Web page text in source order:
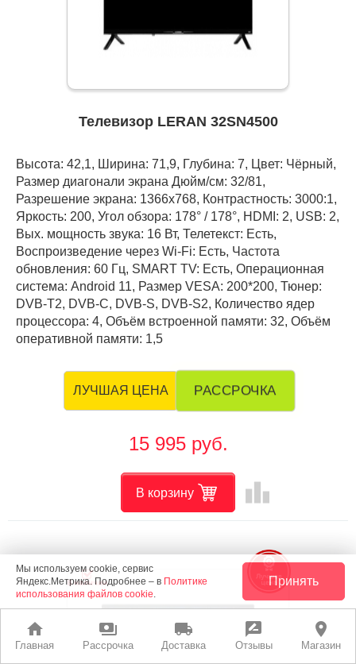
home
Главная
payments
Рассрочка
local_shipping
Доставка
rate_review
Отзывы
place
Магазин
Телевизор LERAN 32SN4500
Высота: 42,1, Ширина: 71,9, Глубина: 7, Цвет: Чёрный,
Размер диагонали экрана Дюйм/см: 32/81,
Разрешение экрана: 1366x768, Контрастность: 3000:1,
Яркость: 200, Угол обзора: 178° / 178°, HDMI: 2, USB: 2,
Вых. мощность звука: 16 Вт, Телетекст: Есть,
Воспроизведение через Wi-Fi: Есть, Частота
обновления: 60 Гц, SMART TV: Есть, Операционная
система: Android 11, Размер VESA: 200*200, Тюнер:
DVB-T2, DVB-C, DVB-S, DVB-S2, Количество ядер
процессора: 4, Объём встроенной памяти: 32, Объём
оперативной памяти: 1,5
ЛУЧШАЯ ЦЕНА РАССРОЧКА
15 995 руб.
В корзину leaderboard
Мы используем cookie, сервис
Яндекс.Метрика. Подробнее – в Политике
использования файлов cookie.
Принять